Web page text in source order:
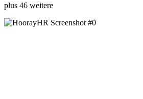
plus 46 weitere